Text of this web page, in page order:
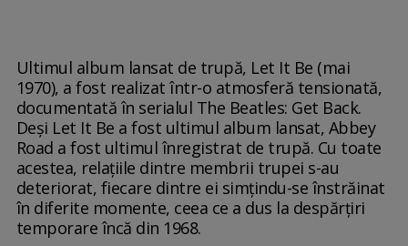
Ultimul album lansat de trupă, Let It Be (mai
1970), a fost realizat într-o atmosferă tensionată,
documentată în serialul The Beatles: Get Back.
Deși Let It Be a fost ultimul album lansat, Abbey
Road a fost ultimul înregistrat de trupă. Cu toate
acestea, relațiile dintre membrii trupei s-au
deteriorat, fiecare dintre ei simțindu-se înstrăinat
în diferite momente, ceea ce a dus la despărțiri
temporare încă din 1968.